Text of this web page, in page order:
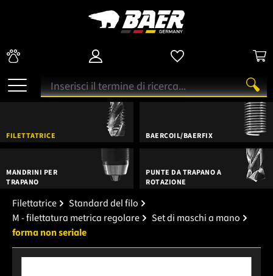
FILETTATRICE BAERCOIL/BAERFIX
MANDRINI PER
TRAPANO
PUNTE DA TRAPANO A
ROTAZIONE
Filettatrice
Standard del filo
M - filettatura metrica regolare
Set di maschi a mano
forma non seriale